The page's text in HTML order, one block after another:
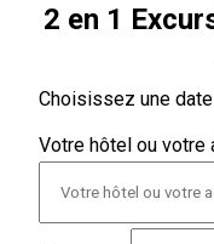
2 en 1
Choisissez une date
Votre hôtel ou votre